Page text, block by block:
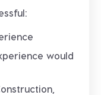
would